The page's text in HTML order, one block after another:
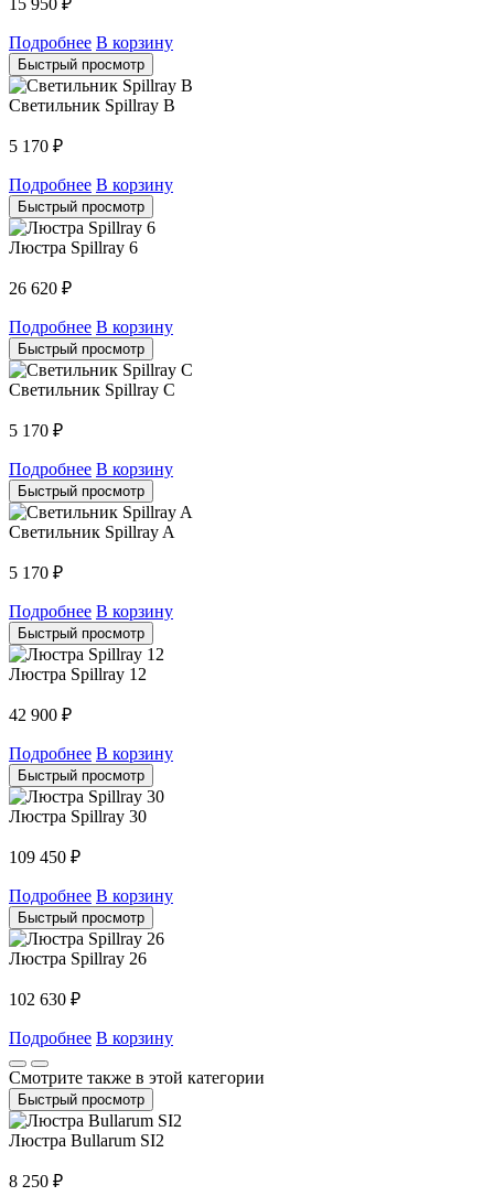
Подробнее В корзину
Быстрый просмотр
Светильник Spillray B
5 170 ₽
Подробнее В корзину
Быстрый просмотр
Люстра Spillray 6
26 620 ₽
Подробнее В корзину
Быстрый просмотр
Светильник Spillray C
5 170 ₽
Подробнее В корзину
Быстрый просмотр
Светильник Spillray A
5 170 ₽
Подробнее В корзину
Быстрый просмотр
Люстра Spillray 12
42 900 ₽
Подробнее В корзину
Быстрый просмотр
Люстра Spillray 30
109 450 ₽
Подробнее В корзину
Быстрый просмотр
Люстра Spillray 26
102 630 ₽
Подробнее В корзину
Смотрите также в этой категории
Быстрый просмотр
Люстра Bullarum SI2
8 250 ₽